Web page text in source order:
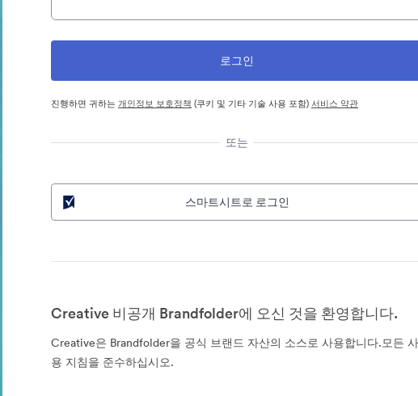
진행하면 귀하는개인정보 보호정책 (쿠키 및 기타 기술 사용 포함)서비스 약관
또는
스마트시트로 로그인
Creative 비공개 Brandfolder에 오신 것을 환영합니다.
Creative은 Brandfolder을 공식 브랜드 자산의 소스로 사용합니다.모든 사
용 지침을 준수하십시오.